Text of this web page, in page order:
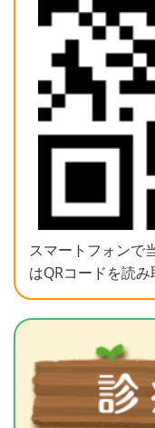
スマートフォンで
はQRコードを読